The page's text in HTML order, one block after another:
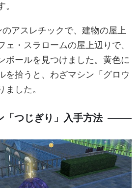
アスレチックで、建物の屋上
ェ・スラロームの屋上辺りで、
ボールを見つけました。黄色に
を拾うと、わざマシン「グロウ
した。
「つじぎり」入手方法